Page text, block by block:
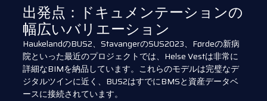
出発点：ドキュメンテーションの
幅広いバリエーション
HaukelandのBUS2、StavangerのSUS2023、Førdeの新病
院といった最近のプロジェクトでは、Helse Vestは非常に
詳細なBIMを納品しています。これらのモデルは完璧なデ
ジタルツインに近く、BUS2はすでにBMSと資産データベ
ースに接続されています。